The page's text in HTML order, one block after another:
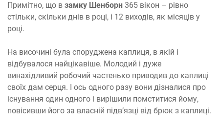
Примітно, що в замку Шенборн 365 вікон – рівно
стільки, скільки днів в році, і 12 виходів, як місяців у
році.
На височині була споруджена каплиця, в якій і
відбувалося найцікавіше. Молодий і дуже
винахідливий робочий частенько приводив до каплиці
своїх дам серця. І ось одного разу вони дізналися про
існування один одного і вирішили помститися йому,
повісивши його за власній підв’язці від брюк з каплиці.